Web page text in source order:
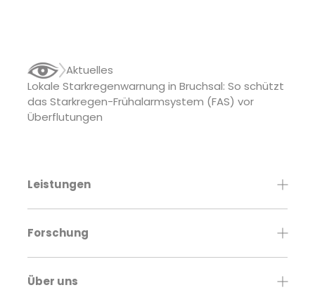
Aktuelles
Lokale Starkregenwarnung in Bruchsal: So schützt
das Starkregen-Frühalarmsystem (FAS) vor
Überflutungen
Leistungen
Forschung
Über uns